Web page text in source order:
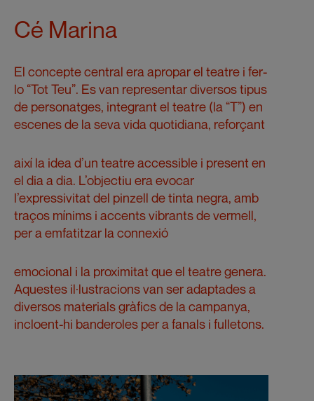
Cé Marina
El concepte central era apropar el teatre i fer-
lo “Tot Teu”. Es van representar diversos tipus
de personatges, integrant el teatre (la “T”) en
escenes de la seva vida quotidiana, reforçant
així la idea d’un teatre accessible i present en
el dia a dia. L’objectiu era evocar
l’expressivitat del pinzell de tinta negra, amb
traços mínims i accents vibrants de vermell,
per a emfatitzar la connexió
emocional i la proximitat que el teatre genera.
Aquestes il·lustracions van ser adaptades a
diversos materials gràfics de la campanya,
incloent-hi banderoles per a fanals i fulletons.